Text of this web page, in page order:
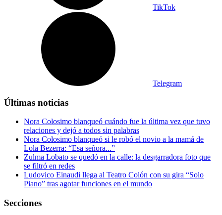
TikTok
Telegram
Últimas noticias
Nora Colosimo blanqueó cuándo fue la última vez que tuvo
relaciones y dejó a todos sin palabras
Nora Colosimo blanqueó si le robó el novio a la mamá de
Lola Bezerra: “Esa señora...”
Zulma Lobato se quedó en la calle: la desgarradora foto que
se filtró en redes
Ludovico Einaudi llega al Teatro Colón con su gira “Solo
Piano” tras agotar funciones en el mundo
Secciones